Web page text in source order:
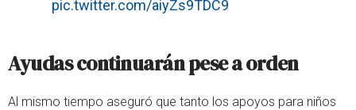
pic.twitter.com/aiyZs9TDC9
Ayudas continuarán pese a orden
Al mismo tiempo aseguró que tanto los apoyos para niños